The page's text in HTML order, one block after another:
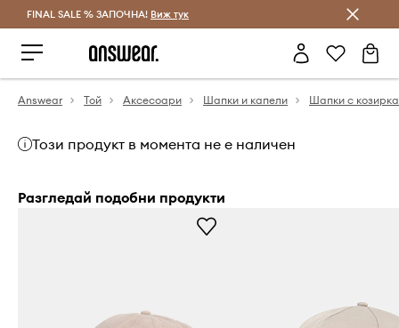
Спестявай с Answear Club
FINAL SALE % ЗАПОЧНА! Виж тук
Answear Той Аксесоари Шапки и капели Шапки с козирка
Този продукт в момента не е наличен
Разгледай подобни продукти